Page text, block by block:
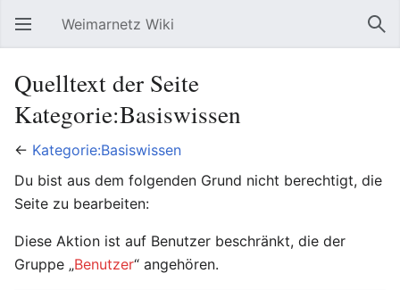
Hauptmenü öffnen Weimarnetz Wiki
Quelltext der Seite
Kategorie:Basiswissen
← Kategorie:Basiswissen
Du bist aus dem folgenden Grund nicht berechtigt, die
Seite zu bearbeiten:
Diese Aktion ist auf Benutzer beschränkt, die der
Gruppe „Benutzer“ angehören.